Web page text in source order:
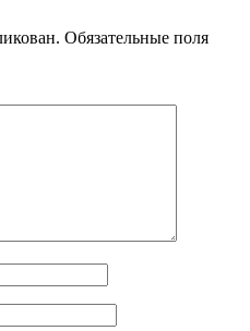
Обязательные поля